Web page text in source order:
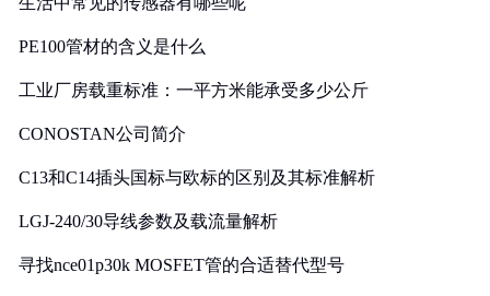
PE100管材的含义是什么
工业厂房载重标准：一平方米能承受多少公斤
CONOSTAN公司简介
C13和C14插头国标与欧标的区别及其标准解析
LGJ-240/30导线参数及载流量解析
寻找nce01p30k MOSFET管的合适替代型号